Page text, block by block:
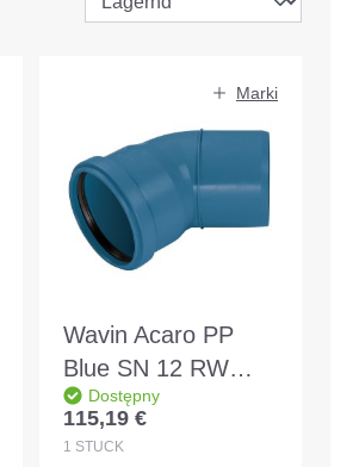
Marki
Wavin Acaro PP
Blue SN 12 RW
Kolanko 30°
DN/OD200
Dostępny
Cena regularna:
115,19 €
1 STÜCK